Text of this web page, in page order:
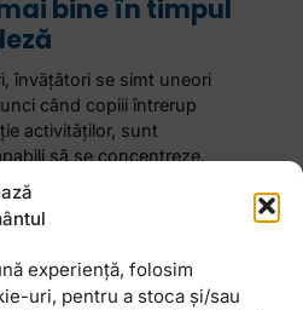
experiență, folosim
uri, pentru a stoca și/sau
bine în timpul
învățători se simt uneori
când copiii întrerup
activităților, sunt
să se concentreze.